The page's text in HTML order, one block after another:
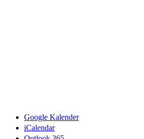
Google Kalender
iCalendar